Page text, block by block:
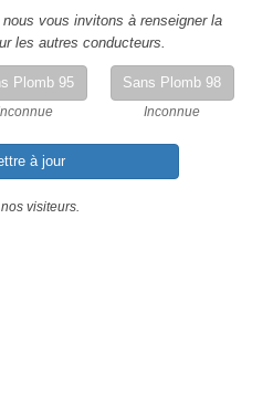
vous invitons à renseigner la
les autres conducteurs.
Plomb 95 Sans Plomb 98
Inconnue
à jour
visiteurs.